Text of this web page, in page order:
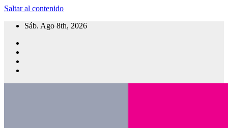
Saltar al contenido
Sáb. Ago 8th, 2026